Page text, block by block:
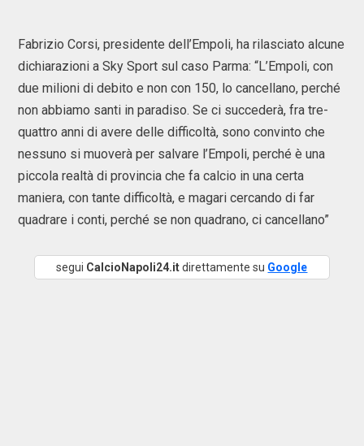
Fabrizio Corsi, presidente dell’Empoli, ha rilasciato alcune
dichiarazioni a Sky Sport sul caso Parma: “L’Empoli, con
due milioni di debito e non con 150, lo cancellano, perché
non abbiamo santi in paradiso. Se ci succederà, fra tre-
quattro anni di avere delle difficoltà, sono convinto che
nessuno si muoverà per salvare l’Empoli, perché è una
piccola realtà di provincia che fa calcio in una certa
maniera, con tante difficoltà, e magari cercando di far
quadrare i conti, perché se non quadrano, ci cancellano”
segui CalcioNapoli24.itdirettamente su Google